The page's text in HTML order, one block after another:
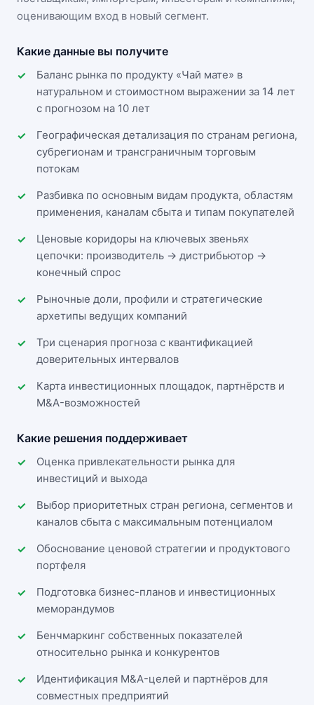
оценивающим вход в новый сегмент.
Какие данные вы получите
Баланс рынка по продукту «Чай мате» в
натуральном и стоимостном выражении за 14 лет
с прогнозом на 10 лет
Географическая детализация по странам региона,
субрегионам и трансграничным торговым
потокам
Разбивка по основным видам продукта, областям
применения, каналам сбыта и типам покупателей
Ценовые коридоры на ключевых звеньях
цепочки: производитель → дистрибьютор →
конечный спрос
Рыночные доли, профили и стратегические
архетипы ведущих компаний
Три сценария прогноза с квантификацией
доверительных интервалов
Карта инвестиционных площадок, партнёрств и
M&A-возможностей
Какие решения поддерживает
Оценка привлекательности рынка для
инвестиций и выхода
Выбор приоритетных стран региона, сегментов и
каналов сбыта с максимальным потенциалом
Обоснование ценовой стратегии и продуктового
портфеля
Подготовка бизнес-планов и инвестиционных
меморандумов
Бенчмаркинг собственных показателей
относительно рынка и конкурентов
Идентификация M&A-целей и партнёров для
совместных предприятий